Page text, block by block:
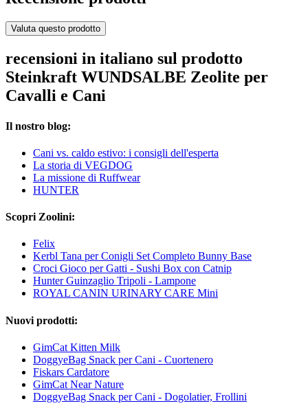
Valuta questo prodotto
recensioni in italiano sul prodotto
Steinkraft WUNDSALBE Zeolite per
Cavalli e Cani
Il nostro blog:
Cani vs. caldo estivo: i consigli dell'esperta
La storia di VEGDOG
La missione di Ruffwear
HUNTER
Scopri Zoolini:
Felix
Kerbl Tana per Conigli Set Completo Bunny Base
Croci Gioco per Gatti - Sushi Box con Catnip
Hunter Guinzaglio Tripoli - Lampone
ROYAL CANIN URINARY CARE Mini
Nuovi prodotti:
GimCat Kitten Milk
DoggyeBag Snack per Cani - Cuortenero
Fiskars Cardatore
GimCat Near Nature
DoggyeBag Snack per Cani - Dogolatier, Frollini